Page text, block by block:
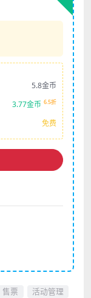
5.8金币
3.77金币 6.5折
免费
售票 活动管理